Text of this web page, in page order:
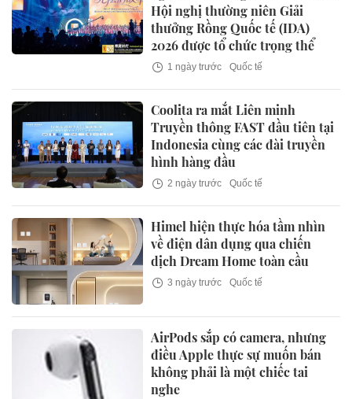
Hội nghị thường niên Giải
thưởng Rồng Quốc tế (IDA)
2026 được tổ chức trọng thể
1 ngày trước Quốc tế
Coolita ra mắt Liên minh
Truyền thông FAST đầu tiên tại
Indonesia cùng các đài truyền
hình hàng đầu
2 ngày trước Quốc tế
Himel hiện thực hóa tầm nhìn
về điện dân dụng qua chiến
dịch Dream Home toàn cầu
3 ngày trước Quốc tế
AirPods sắp có camera, nhưng
điều Apple thực sự muốn bán
không phải là một chiếc tai
nghe